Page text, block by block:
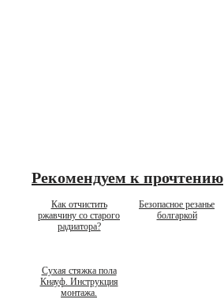
Рекомендуем к прочтению
Как отчистить
ржавчину со старого
радиатора?
Безопасное резанье
болгаркой
Сухая стяжка пола
Кнауф. Инструкция
монтажа.